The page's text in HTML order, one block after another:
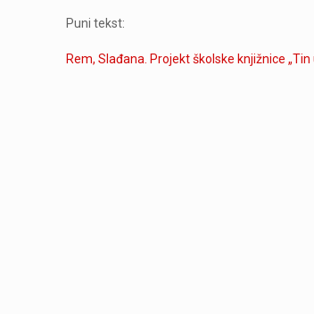
Puni tekst:
Rem, Slađana. Projekt školske knjižnice